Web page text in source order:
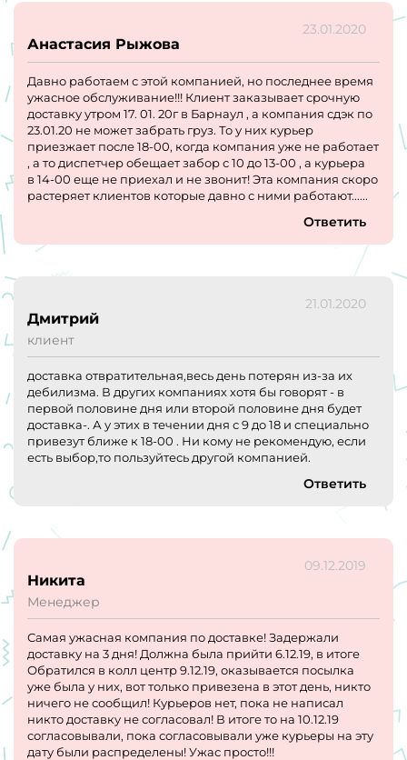
23.01.2020
Анастасия Рыжова
Давно работаем с этой компанией, но последнее время
ужасное обслуживание!!! Клиент заказывает срочную
доставку утром 17. 01. 20г в Барнаул , а компания сдэк по
23.01.20 не может забрать груз. То у них курьер
приезжает после 18-00, когда компания уже не работает
, а то диспетчер обещает забор с 10 до 13-00 , а курьера
в 14-00 еще не приехал и не звонит! Эта компания скоро
растеряет клиентов которые давно с ними работают......
Ответить
21.01.2020
Дмитрий
клиент
доставка отвратительная,весь день потерян из-за их
дебилизма. В других компаниях хотя бы говорят - в
первой половине дня или второй половине дня будет
доставка-. А у этих в течении дня с 9 до 18 и специально
привезут ближе к 18-00 . Ни кому не рекомендую, если
есть выбор,то пользуйтесь другой компанией.
Ответить
09.12.2019
Никита
Менеджер
Самая ужасная компания по доставке! Задержали
доставку на 3 дня! Должна была прийти 6.12.19, в итоге
Обратился в колл центр 9.12.19, оказывается посылка
уже была у них, вот только привезена в этот день, никто
ничего не сообщил! Курьеров нет, пока не написал
никто доставку не согласовал! В итоге то на 10.12.19
согласовывали, пока согласовывали уже курьеры на эту
дату были распределены! Ужас просто!!!